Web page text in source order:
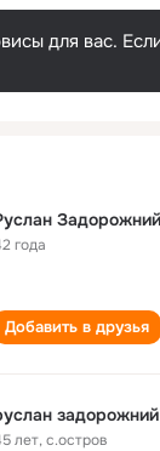
для вас.
Задорожний
года
Добавить в друзья
задорожний
лет,с.остров